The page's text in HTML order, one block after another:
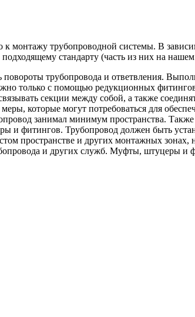
к монтажу трубопроводной системы. В
стандарту (часть из них на
трубопровода и ответвления.
только с помощью редукционных
секции между собой, а также
которые могут потребоваться для
занимал минимум пространства.
и фитингов. Трубопровод должен быть
пространстве и других монтажных
и других служб. Муфты, штуцеры